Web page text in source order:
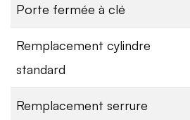
Porte fermée à clé
Remplacement cylindre
standard
Remplacement serrure